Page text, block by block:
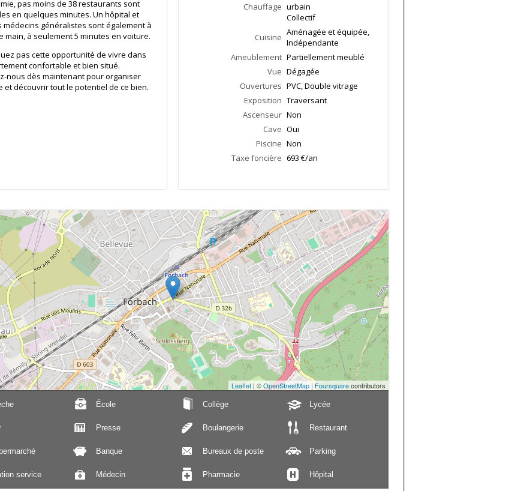
pas moins de 38 restaurants sont
en quelques minutes. Un hôpital et
médecins généralistes sont également à
main, à seulement 5 minutes en voiture.
pas cette opportunité de vivre dans
confortable et bien situé.
nous dès maintenant pour organiser
et découvrir tout le potentiel de ce bien.
Chauffage urbain
Collectif
Cuisine Aménagée et équipée,
Indépendante
Ameublement Partiellement meublé
Vue Dégagée
Ouvertures PVC, Double vitrage
Exposition Traversant
Ascenseur Non
Cave Oui
Piscine Non
Taxe foncière 693 €/an
Leaflet | ©OpenStreetMap |Foursquarecontributors
École Collège Lycée
Presse Boulangerie Restaurant
Banque Bureaux de poste Parking
service Médecin Pharmacie Hôpital